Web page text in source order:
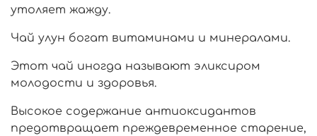
утоляет жажду.
Чай улун богат витаминами и минералами.
Этот чай иногда называют эликсиром
молодости и здоровья.
Высокое содержание антиоксидантов
предотвращает преждевременное старение,